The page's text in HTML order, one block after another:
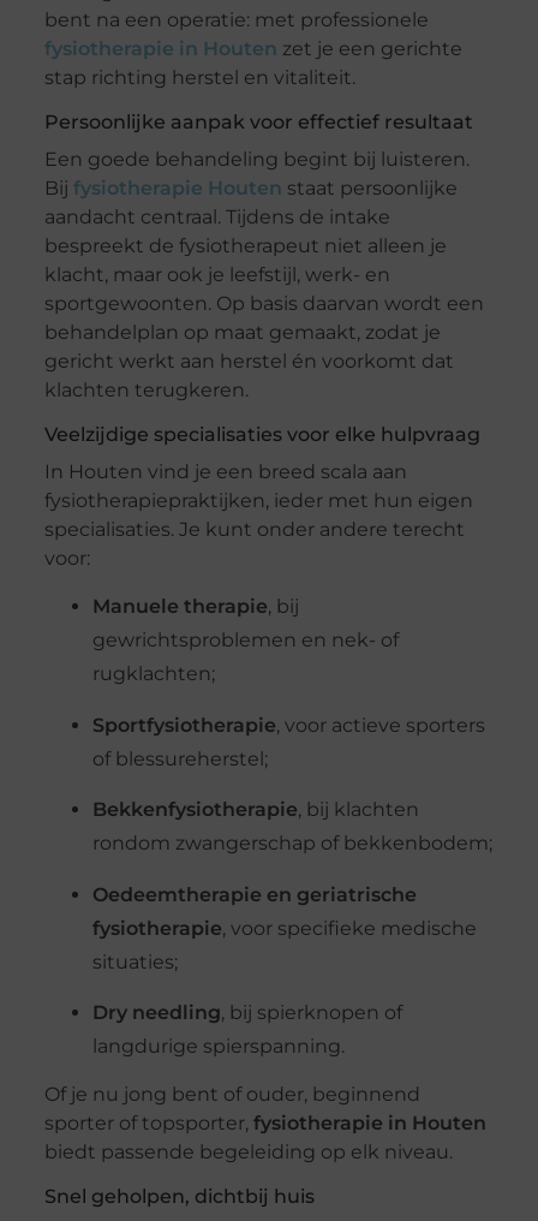
bent na een operatie: met professionele
fysiotherapie in Houten zet je een gerichte
stap richting herstel en vitaliteit.
Persoonlijke aanpak voor effectief resultaat
Een goede behandeling begint bij luisteren.
Bij fysiotherapie Houten staat persoonlijke
aandacht centraal. Tijdens de intake
bespreekt de fysiotherapeut niet alleen je
klacht, maar ook je leefstijl, werk- en
sportgewoonten. Op basis daarvan wordt een
behandelplan op maat gemaakt, zodat je
gericht werkt aan herstel én voorkomt dat
klachten terugkeren.
Veelzijdige specialisaties voor elke hulpvraag
In Houten vind je een breed scala aan
fysiotherapiepraktijken, ieder met hun eigen
specialisaties. Je kunt onder andere terecht
voor:
Manuele therapie, bij
gewrichtsproblemen en nek- of
rugklachten;
Sportfysiotherapie, voor actieve sporters
of blessureherstel;
Bekkenfysiotherapie, bij klachten
rondom zwangerschap of bekkenbodem;
Oedeemtherapie en geriatrische
fysiotherapie, voor specifieke medische
situaties;
Dry needling, bij spierknopen of
langdurige spierspanning.
Of je nu jong bent of ouder, beginnend
sporter of topsporter, fysiotherapie in Houten
biedt passende begeleiding op elk niveau.
Snel geholpen, dichtbij huis